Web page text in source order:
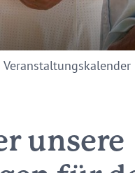
Veranstaltungskalender
unsere